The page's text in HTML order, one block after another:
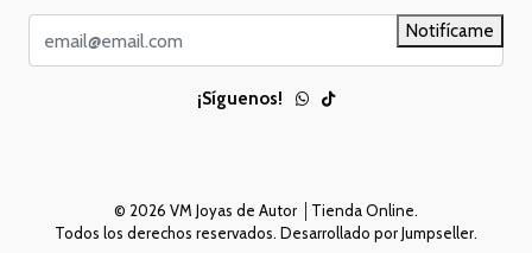
Notifícame
¡Síguenos!
© 2026 VM Joyas de Autor │Tienda Online.
Todos los derechos reservados. Desarrollado por Jumpseller.